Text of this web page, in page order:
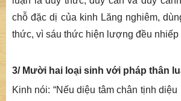
chỗ đặc dị của kinh Lăng nghiêm,
thức, vì sáu thức hiện lượng đều nhiếp
3/ Mười hai loại sinh với pháp thân
Kinh nói: “Nếu diệu tâm chân tịnh diệu